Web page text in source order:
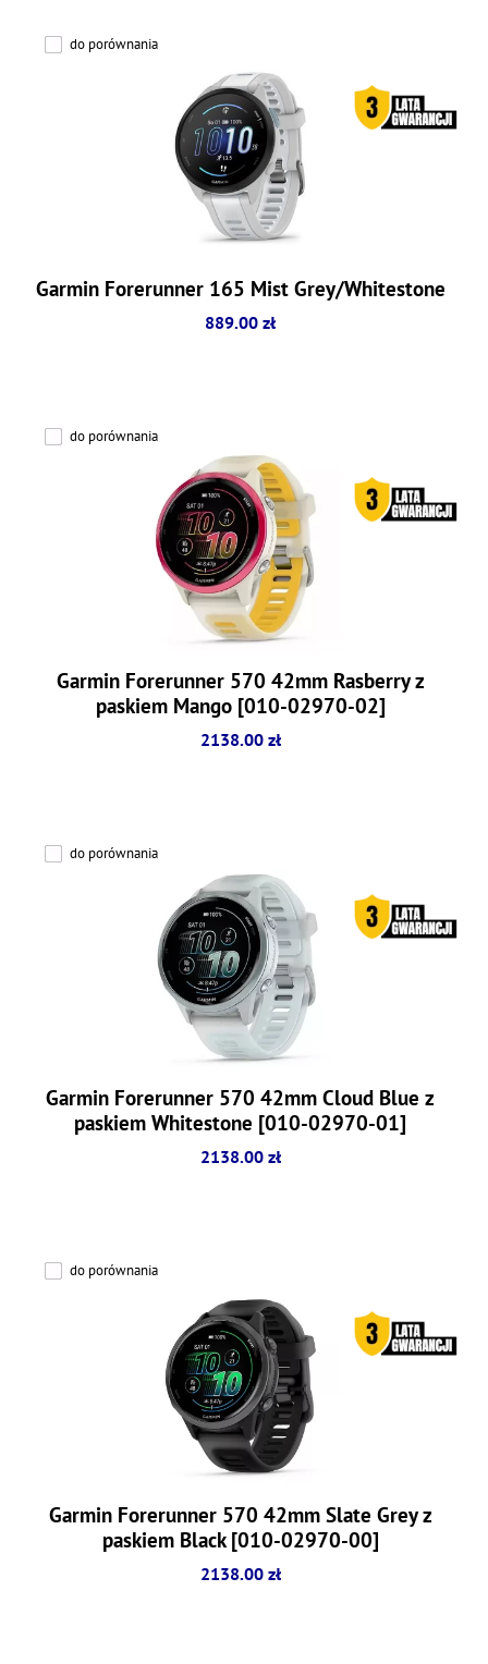
do porównania
Garmin Forerunner 165 Mist Grey/Whitestone
889.00 zł
do porównania
Garmin Forerunner 570 42mm Rasberry z
paskiem Mango [010-02970-02]
2138.00 zł
do porównania
Garmin Forerunner 570 42mm Cloud Blue z
paskiem Whitestone [010-02970-01]
2138.00 zł
do porównania
Garmin Forerunner 570 42mm Slate Grey z
paskiem Black [010-02970-00]
2138.00 zł